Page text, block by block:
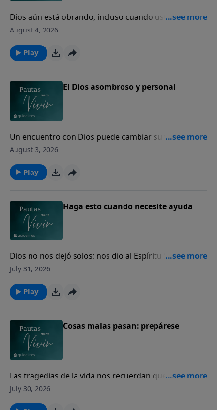
Dios aún está obrando, incluso cuando usted no
puede ver el final.
August 4, 2026
Play
El Dios asombroso y personal
Un encuentro con Dios puede cambiar su vida para
siempre.
August 3, 2026
Play
Haga esto cuando necesite ayuda
Dios no nos dejó solos; nos dio al Espíritu Santo para
guiarnos, fortalecernos y acompañarnos cada día.
July 31, 2026
Play
Cosas malas pasan: prepárese
Las tragedias de la vida nos recuerdan que todos
necesitamos volver nuestro corazón a Dios.
July 30, 2026